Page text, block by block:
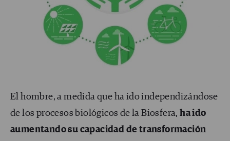
El hombre, a medida que ha ido independizándose
de los procesos biológicos de la Biosfera,ha ido
aumentando su capacidad de transformación